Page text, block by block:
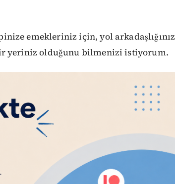
emekleriniz için, yol arkadaşlığınız
yeriniz olduğunu bilmenizi istiyorum.